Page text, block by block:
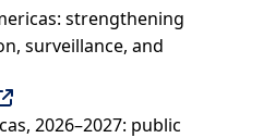
strengthening
surveillance, and
2026–2027: public